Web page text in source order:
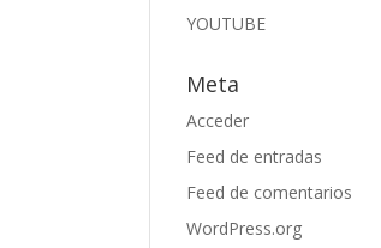
YOUTUBE
Meta
Acceder
Feed de entradas
Feed de comentarios
WordPress.org